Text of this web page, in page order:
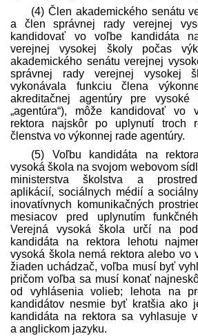
(4) Člen akademického senátu
a člen správnej rady verejnej
kandidovať vo voľbe kandidáta
verejnej vysokej školy počas
akademického senátu verejnej
správnej rady verejnej vysokej
vykonávala funkciu člena
akreditačnej agentúry pre
„agentúra“), môže kandidovať vo
rektora najskôr po uplynutí troch
členstva vo výkonnej rade agentúry.
(5) Voľbu kandidáta na
vysoká škola na svojom webovom
ministerstva školstva a
aplikácií, sociálnych médií a
inovatívnych komunikačných
mesiacov pred uplynutím
Verejná vysoká škola určí na
kandidáta na rektora lehotu
vysoká škola nemá rektora alebo vo
žiaden uchádzač, voľba musí byť
pričom voľba sa musí konať
od vyhlásenia volieb; lehota na
kandidátov nesmie byť kratšia ako
kandidáta na rektora sa vyhlasuje
a anglickom jazyku.